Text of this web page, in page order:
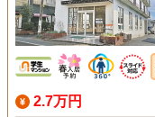
2.7万円